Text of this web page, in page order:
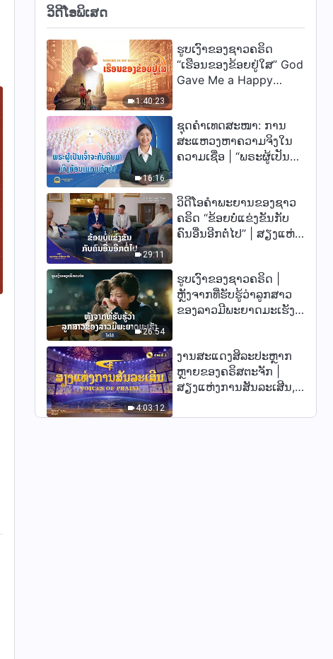
12:50
ພຣະທຳປະຈຳວັນຂອງພຣະເຈົ້າ:
ສາມຂັ້ນຕອນຂອງພາລະກິດ | ຄັດ
ຕອນ 30
5:26
ພຣະທຳປະຈຳວັນຂອງພຣະເຈົ້າ:
ສາມຂັ້ນຕອນຂອງພາລະກິດ | ຄັດ
ຕອນ 31
9:25
ພຣະທຳປະຈຳວັນຂອງພຣະເຈົ້າ:
ສາມຂັ້ນຕອນຂອງພາລະກິດ | ຄັດ
ຕອນ 33
4:55
ພຣະທຳປະຈຳວັນຂອງພຣະເຈົ້າ:
ສາມຂັ້ນຕອນຂອງພາລະກິດ | ຄັດ
ຕອນ 34
10:38
ພຣະທຳປະຈຳວັນຂອງພຣະເຈົ້າ:
ສາມຂັ້ນຕອນຂອງພາລະກິດ | ຄັດ
ຕອນ 35
ວິດີໂອພິເສດ
1:40:23
ຮູບເງົາຂອງຊາວຄຣິດ
“ເຮືອນຂອງຂ້ອຍຢູ່ໃສ” God
Gave Me a Happy
16:16
ຊຸດຄຳເທດສະໜາ: ການ
ສະແຫວງຫາຄວາມຈິງໃນ
ຄວາມເຊື່ອ | “ພຣະຜູ້ເປັນ
29:11
ວິດີໂອຄຳພະຍານຂອງຊາວ
ຄຣິດ “ຂ້ອຍບໍ່ແຂ່ງຂັນກັບ
ຄົນອື່ນອີກຕໍ່ໄປ” | ສຽງແຫ່ງ
26:54
ຮູບເງົາຂອງຊາວຄຣິດ |
ຫຼັງຈາກທີ່ຮັບຮູ້ວ່າລູກສາວ
ຂອງລາວມີພະຍາດມະເຮັງ
4:03:12
ງານສະແດງສິລະປະຫຼາກ
ຫຼາຍຂອງຄຣິສຕະຈັກ |
ສຽງແຫ່ງການສັນລະເສີນ,